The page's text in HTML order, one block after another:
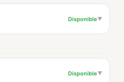
Disponible▼
Disponible▼